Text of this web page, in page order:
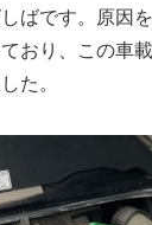
ばです。原因
おり、この車
た。